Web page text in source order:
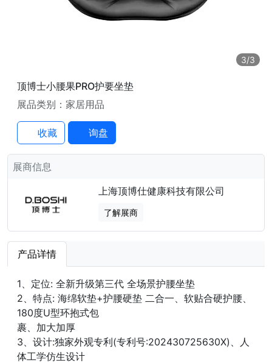
3/3
顶博士小腰果PRO护要坐垫
展品类别：家居用品
收藏 询盘
展商信息
上海顶博仕健康科技有限公司
了解展商
产品详情
1、定位: 全新升级第三代 全场景护腰坐垫
2、特点: 海绵软垫+护腰硬垫 二合一、软贴合硬护腰、
180度U型环抱式包
裹、加大加厚
3、设计:独家外观专利(专利号:202430725630X)、人
体工学仿生设计